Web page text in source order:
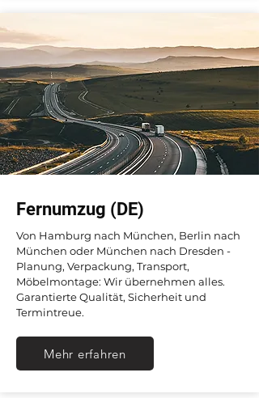
Fernumzug (DE)
Von Hamburg nach München, Berlin nach
München oder München nach Dresden -
Planung, Verpackung, Transport,
Möbelmontage: Wir übernehmen alles.
Garantierte Qualität, Sicherheit und
Termintreue.
Mehr erfahren